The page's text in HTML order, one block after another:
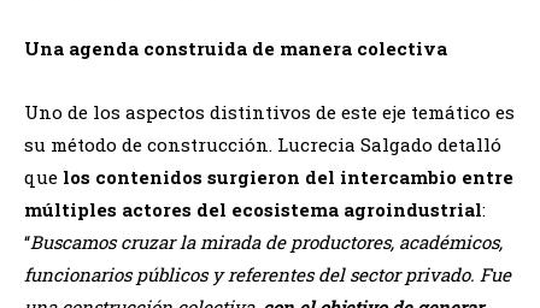
Una agenda construida de manera colectiva
Uno de los aspectos distintivos de este eje temático es
su método de construcción. Lucrecia Salgado detalló
que los contenidos surgieron del intercambio entre
múltiples actores del ecosistema agroindustrial:
“Buscamos cruzar la mirada de productores, académicos,
funcionarios públicos y referentes del sector privado. Fue